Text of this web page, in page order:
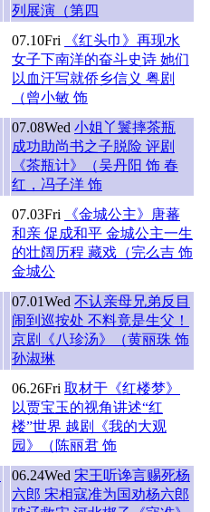
列展演（第四
07.10Fri
《红头巾》再现水
女子下南洋的奋斗史诗 她们
以血汗写就侨乡信义 粤剧
（曾小敏 饰
07.08Wed 小姐丫鬟摔茶瓶
成功助尚书之子脱险 评剧
《茶瓶计》（吴丹阳 饰 春
红，冯子洋 饰
07.03Fri
《金城公主》唐蕃
和亲 促成和平 金城公主一生
的壮阔历程 藏戏（完么吉 饰
金城公
07.01Wed 不认亲母兄弟反目
闹到巡按处 不料竟是生父！
京剧《八珍汤》（黄丽珠 饰
孙淑琳
06.26Fri 取材于《红楼梦》
以贾宝玉的视角讲述“红
楼”世界 越剧《我的大观
园》（陈丽君 饰
06.24Wed 宋王听谗言赐死杨
六郎 宋相寇准为国劝杨六郎